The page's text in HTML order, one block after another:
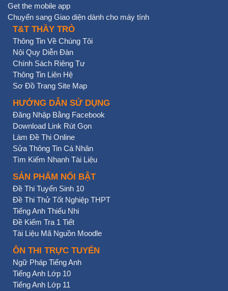
Get the mobile app
Chuyển sang Giao diện dành cho máy tính
T&T THẦY TRÒ
Thông Tin Về Chúng Tôi
Nội Quy Diễn Đàn
Chính Sách Riêng Tư
Thông Tin Liên Hệ
Sơ Đồ Trang Site Map
HƯỚNG DẪN SỬ DỤNG
Đăng Nhập Bằng Facebook
Download Link Rút Gọn
Làm Đề Thi Online
Sửa Thông Tin Cá Nhân
Tìm Kiếm Nhanh Tài Liệu
SẢN PHẨM NỔI BẬT
Đề Thi Tuyển Sinh 10
Đề Thi Thử Tốt Nghiệp THPT
Tiếng Anh Thiếu Nhi
Đề Kiểm Tra 1 Tiết
Tài Liệu Mã Nguồn Moodle
ÔN THI TRỰC TUYẾN
Ngữ Pháp Tiếng Anh
Tiếng Anh Lớp 10
Tiếng Anh Lớp 11